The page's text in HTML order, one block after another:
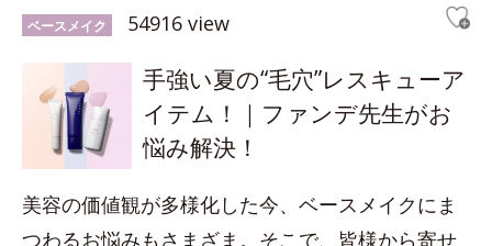
ベースメイク 54916 view
手強い夏の“毛穴”レスキューア
イテム！｜ファンデ先生がお
悩み解決！
美容の価値観が多様化した今、ベースメイクにま
つわるお悩みもさまざま。そこで、皆様から寄せ